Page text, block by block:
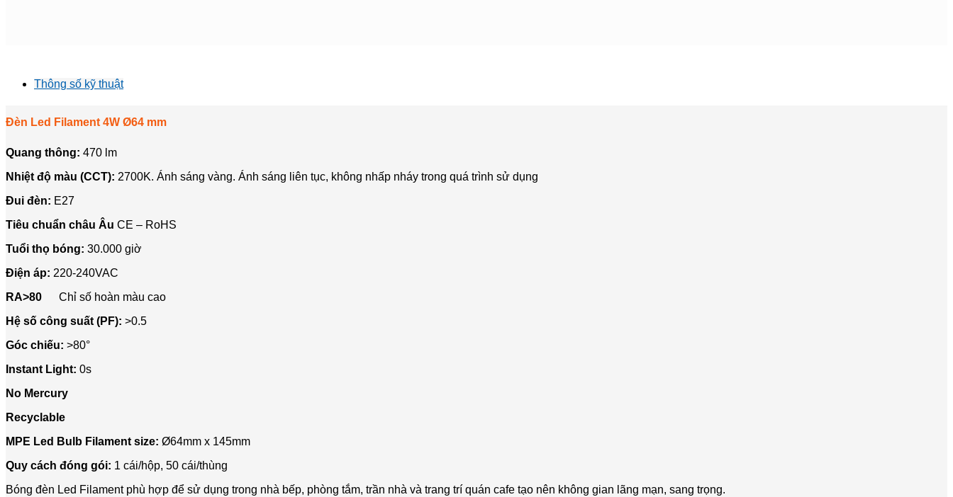
Thông số kỹ thuật
Đèn Led Filament 4W Ø64 mm
Quang thông: 470 lm
Nhiệt độ màu (CCT): 2700K. Ánh sáng vàng. Ánh sáng liên tục, không nhấp nháy trong quá trình sử dụng
Đui đèn: E27
Tiêu chuẩn châu Âu CE – RoHS
Tuổi thọ bóng: 30.000 giờ
Điện áp: 220-240VAC
RA>80 Chỉ số hoàn màu cao
Hệ số công suất (PF): >0.5
Góc chiếu: >80°
Instant Light: 0s
No Mercury
Recyclable
MPE Led Bulb Filament size: Ø64mm x 145mm
Quy cách đóng gói: 1 cái/hộp, 50 cái/thùng
Bóng đèn Led Filament phù hợp để sử dụng trong nhà bếp, phòng tắm, trần nhà và trang trí quán cafe tạo nên không gian lãng mạn, sang trọng.